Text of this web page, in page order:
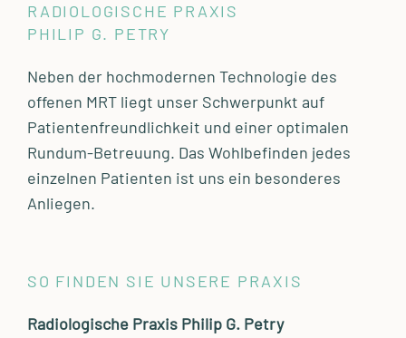
RADIOLOGISCHE PRAXIS
PHILIP G. PETRY
Neben der hochmodernen Technologie des
offenen MRT liegt unser Schwerpunkt auf
Patientenfreundlichkeit und einer optimalen
Rundum-Betreuung. Das Wohlbefinden jedes
einzelnen Patienten ist uns ein besonderes
Anliegen.
SO FINDEN SIE UNSERE PRAXIS
Radiologische Praxis Philip G. Petry